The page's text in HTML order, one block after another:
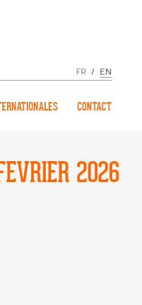
FR / EN
CONTACT
2026